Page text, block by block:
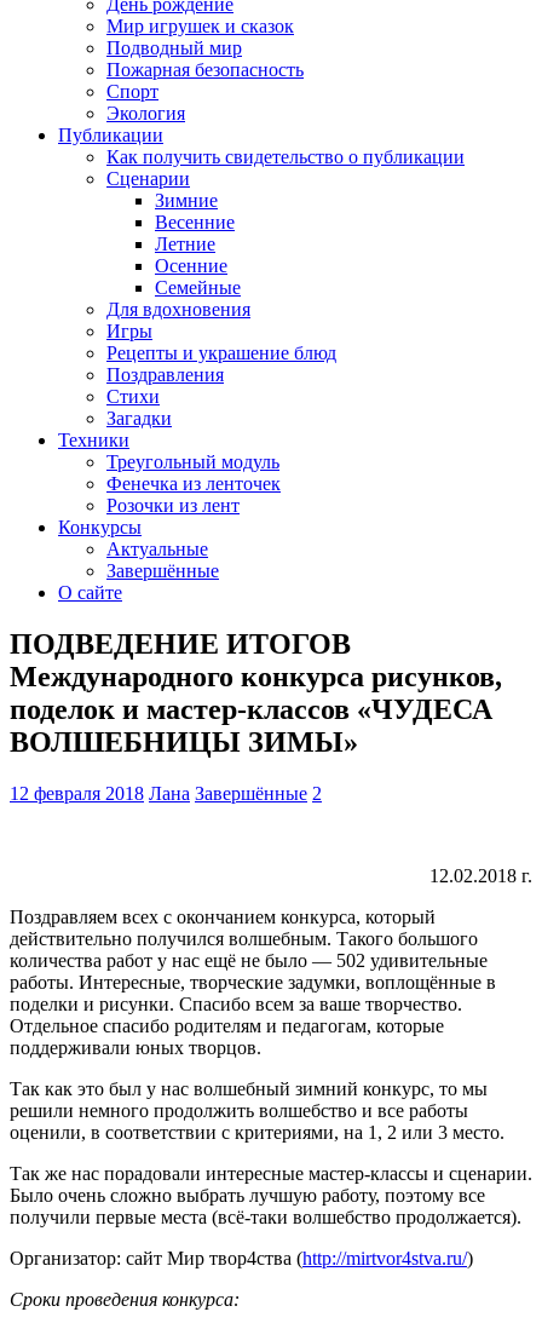
День рождение
Мир игрушек и сказок
Подводный мир
Пожарная безопасность
Спорт
Экология
Публикации
Как получить свидетельство о публикации
Сценарии
Зимние
Весенние
Летние
Осенние
Семейные
Для вдохновения
Игры
Рецепты и украшение блюд
Поздравления
Стихи
Загадки
Техники
Треугольный модуль
Фенечка из ленточек
Розочки из лент
Конкурсы
Актуальные
Завершённые
О сайте
ПОДВЕДЕНИЕ ИТОГОВ
Международного конкурса рисунков,
поделок и мастер-классов «ЧУДЕСА
ВОЛШЕБНИЦЫ ЗИМЫ»
12 февраля 2018 Лана Завершённые 2
12.02.2018 г.
Поздравляем всех с окончанием конкурса, который
действительно получился волшебным. Такого большого
количества работ у нас ещё не было — 502 удивительные
работы. Интересные, творческие задумки, воплощённые в
поделки и рисунки. Спасибо всем за ваше творчество.
Отдельное спасибо родителям и педагогам, которые
поддерживали юных творцов.
Так как это был у нас волшебный зимний конкурс, то мы
решили немного продолжить волшебство и все работы
оценили, в соответствии с критериями, на 1, 2 или 3 место.
Так же нас порадовали интересные мастер-классы и сценарии.
Было очень сложно выбрать лучшую работу, поэтому все
получили первые места (всё-таки волшебство продолжается).
Организатор: сайт Мир твор4ства (http://mirtvor4stva.ru/)
Сроки проведения конкурса: